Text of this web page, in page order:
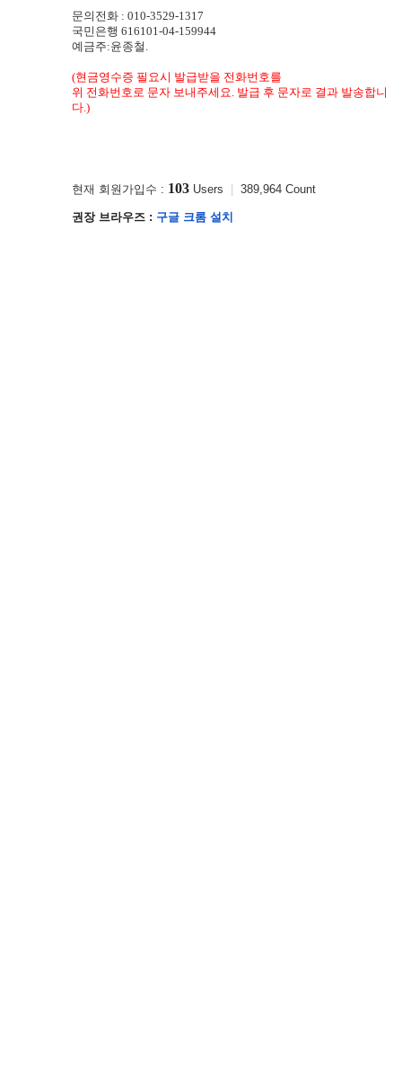
문의전화 : 010-3529-1317
국민은행 616101-04-159944
예금주:윤종철.
(현금영수증 필요시 발급받을 전화번호를
위 전화번호로 문자 보내주세요. 발급 후 문자로 결과 발송합니
다.)
현재 회원가입수 : 103 Users 389,964 Count
권장 브라우즈 : 구글 크롬 설치